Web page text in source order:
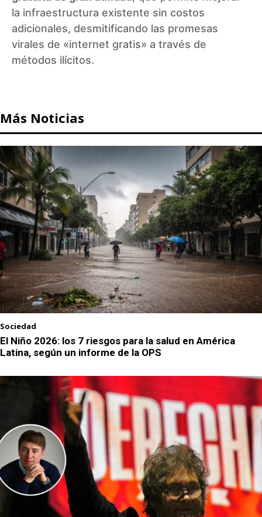
la infraestructura existente sin costos
adicionales, desmitificando las promesas
virales de «internet gratis» a través de
métodos ilícitos.
Más Noticias
Sociedad
El Niño 2026: los 7 riesgos para la salud en América
Latina, según un informe de la OPS